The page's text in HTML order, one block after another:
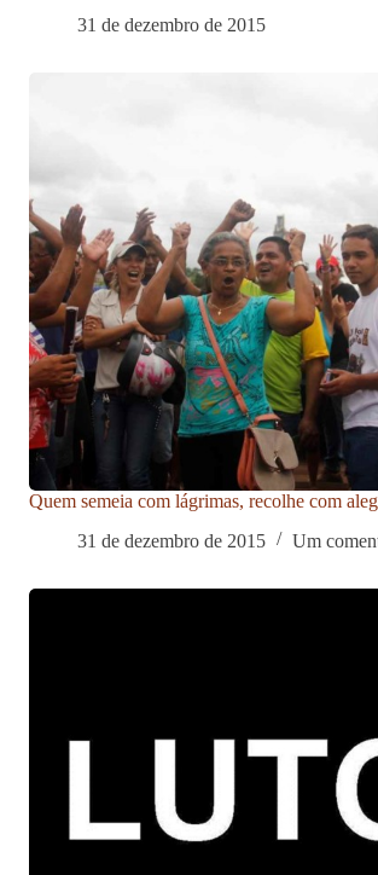
31 de dezembro de 2015
Quem semeia com lágrimas, recolhe com
31 de dezembro de 2015
Um